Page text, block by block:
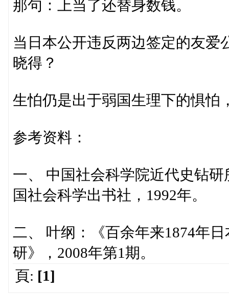
那句：上当了还替身数钱。
当日本公开违反两边签定的友爱
晓得？
生怕仍是出于弱国生理下的惧怕
参考资料：
一、 中国社会科学院近代史钻
国社会科学出书社，1992年。
二、 叶纲：《百余年来1874年
研》，2008年第1期。
頁: [1]